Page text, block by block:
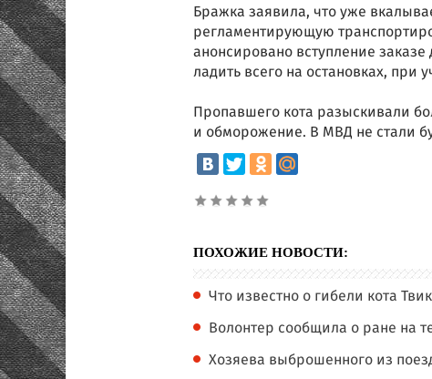
Бражка заявила, что уже
регламентирующую
анонсировано вступление
ладить всего на остановках, при
Пропавшего кота разыскивали
и обморожение. В МВД не стали
ПОХОЖИЕ НОВОСТИ:
Что известно о гибели кота
Волонтер сообщила о ране на
Хозяева выброшенного из